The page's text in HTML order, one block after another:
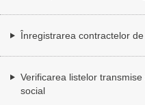
Înregistrarea contractelor
Verificarea listelor
social